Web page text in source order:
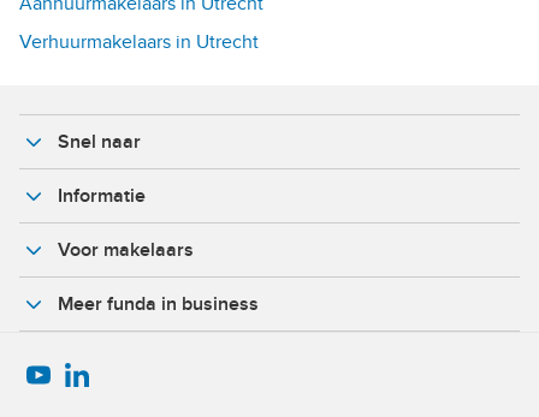
Verhuurmakelaars in Utrecht
Snel naar
Informatie
Voor makelaars
Meer funda in business